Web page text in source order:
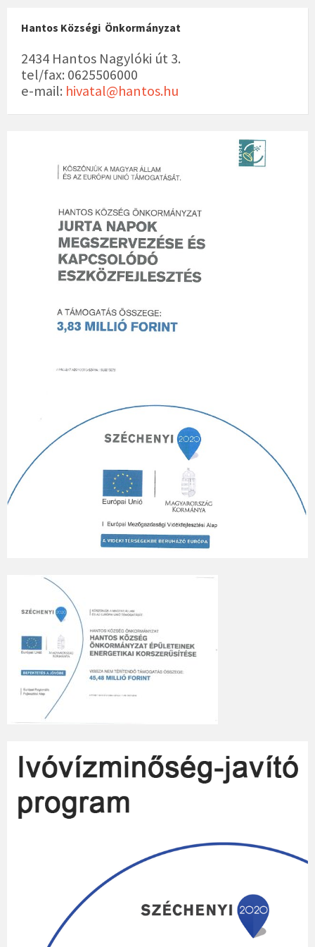
Hantos Községi Önkormányzat
2434 Hantos Nagylóki út 3.
tel/fax: 0625506000
e-mail: hivatal@hantos.hu